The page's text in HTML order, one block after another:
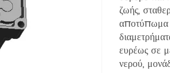
ζωής,
αποτύπωμα
ευρέως σε
νερού,